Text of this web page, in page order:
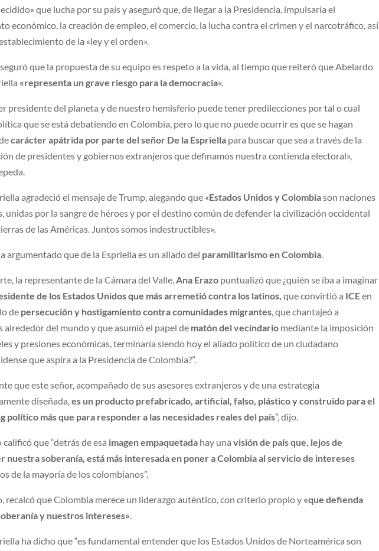
que lucha por su país y aseguró que, de llegar a la Presidencia, impulsaría el
económico, la creación de empleo, el comercio, la lucha contra el crimen y el narcotráfico, así
de la «ley y el orden».
que la propuesta de su equipo es respeto a la vida, al tiempo que reiteró que Abelardo
«representa un grave riesgo para la democracia«.
presidente del planeta y de nuestro hemisferio puede tener predilecciones por tal o cual
que se está debatiendo en Colombia, pero lo que no puede ocurrir es que se hagan
carácter apátrida por parte del señor De la Espriella para buscar que sea a través de la
de presidentes y gobiernos extranjeros que definamos nuestra contienda electoral»,
agradeció el mensaje de Trump, alegando que «Estados Unidos y Colombiason naciones
unidas por la sangre de héroes y por el destino común de defender la civilización occidental
de las Américas. Juntos somos indestructibles».
argumentado que de la Espriella es un aliado del paramilitarismo en Colombia.
la representante de la Cámara del Valle,Ana Erazo puntualizó que ¿quién se iba a imaginar
de los Estados Unidos que más arremetió contra los latinos, que convirtió a ICEen
de persecución y hostigamiento contra comunidades migrantes, que chantajeó a
alrededor del mundo y que asumió el papel de matón del vecindario mediante la imposición
y presiones económicas, terminaría siendo hoy el aliado político de un ciudadano
que aspira a la Presidencia de Colombia?”.
que este señor, acompañado de sus asesores extranjeros y de una estrategia
diseñada,es un producto prefabricado, artificial, falso, plástico y construido para el
político más que para responder a las necesidades reales del país”, dijo.
que “detrás de esa imagen empaquetada hay una visión de país que, lejos de
nuestra soberanía, está más interesada en poner a Colombia al servicio de intereses
de la mayoría de los colombianos”.
recalcó que Colombia merece un liderazgo auténtico, con criterio propio y «que defienda
y nuestros intereses».
ha dicho que “es fundamental entender que los Estados Unidos de Norteamérica son